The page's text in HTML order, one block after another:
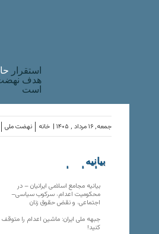
استقرار
هدف نهضت
است
نهضت ملی خانه جمعه, ۱۶ مرداد , ۱۴۰۵ |
بیانیه
سازمان‌های
بیانیه مجامع اسلامی ایرانیان – در
محکومیت اعدام، سرکوب سیاسی–
اجتماعی، و نقض حقوق زنان
جبهه ملی ایران: ماشین اعدام را متوقف
کنید!